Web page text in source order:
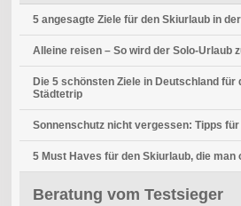
5 angesagte Ziele für den Skiurlaub in
Alleine reisen – So wird der Solo-Urlaub
Die 5 schönsten Ziele in Deutschland für
Städtetrip
Sonnenschutz nicht vergessen: Tipps
5 Must Haves für den Skiurlaub, die man
Beratung vom Testsieger